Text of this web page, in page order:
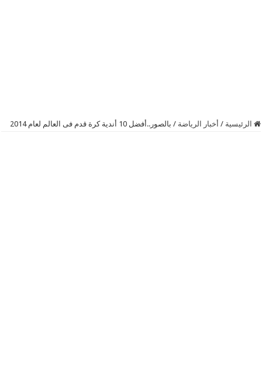
الرئيسية / أخبار الرياضة / بالصور..أفضل 10 أندية كرة قدم فى العالم لعام 2014